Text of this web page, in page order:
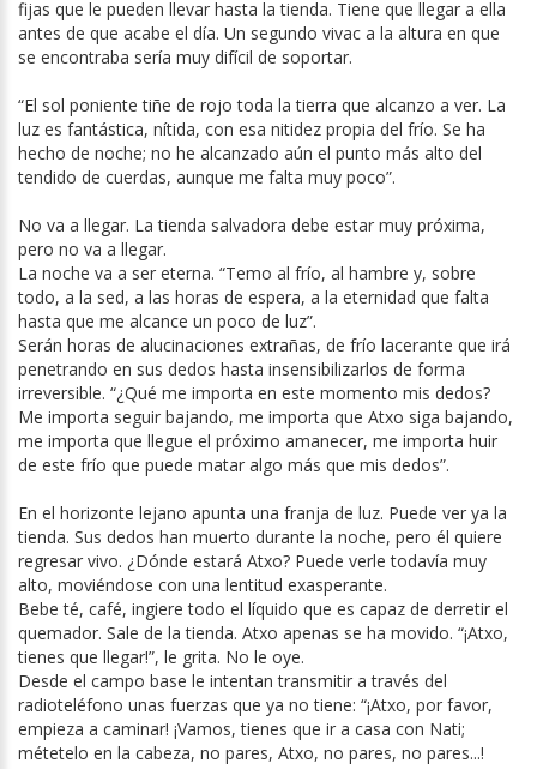
fijas que le pueden llevar hasta la tienda. Tiene que llegar a ella
antes de que acabe el día. Un segundo vivac a la altura en que
se encontraba sería muy difícil de soportar.
“El sol poniente tiñe de rojo toda la tierra que alcanzo a ver. La
luz es fantástica, nítida, con esa nitidez propia del frío. Se ha
hecho de noche; no he alcanzado aún el punto más alto del
tendido de cuerdas, aunque me falta muy poco”.
No va a llegar. La tienda salvadora debe estar muy próxima,
pero no va a llegar.
La noche va a ser eterna. “Temo al frío, al hambre y, sobre
todo, a la sed, a las horas de espera, a la eternidad que falta
hasta que me alcance un poco de luz”.
Serán horas de alucinaciones extrañas, de frío lacerante que irá
penetrando en sus dedos hasta insensibilizarlos de forma
irreversible. “¿Qué me importa en este momento mis dedos?
Me importa seguir bajando, me importa que Atxo siga bajando,
me importa que llegue el próximo amanecer, me importa huir
de este frío que puede matar algo más que mis dedos”.
En el horizonte lejano apunta una franja de luz. Puede ver ya la
tienda. Sus dedos han muerto durante la noche, pero él quiere
regresar vivo. ¿Dónde estará Atxo? Puede verle todavía muy
alto, moviéndose con una lentitud exasperante.
Bebe té, café, ingiere todo el líquido que es capaz de derretir el
quemador. Sale de la tienda. Atxo apenas se ha movido. “¡Atxo,
tienes que llegar!”, le grita. No le oye.
Desde el campo base le intentan transmitir a través del
radioteléfono unas fuerzas que ya no tiene: “¡Atxo, por favor,
empieza a caminar! ¡Vamos, tienes que ir a casa con Nati;
métetelo en la cabeza, no pares, Atxo, no pares, no pares...!